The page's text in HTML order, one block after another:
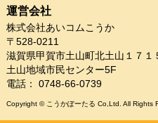
運営会社
株式会社あいコムこうか
〒528-0211
滋賀県甲賀市土山町北土山１７１
土山地域市民センター5F
電話： 0748-66-0739
Copyright © こうかぽーたる Co,Ltd. All Rights